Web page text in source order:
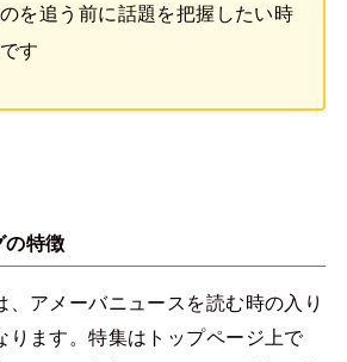
を追う前に話題を把握したい時
す
の特徴
、アメーバニュースを読む時の入り
ります。特集はトップページ上で